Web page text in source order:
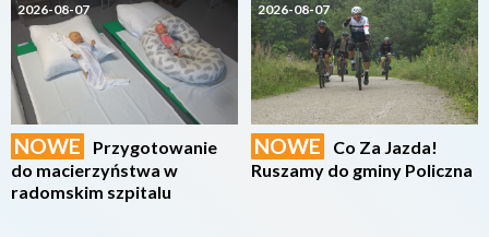
2026-08-07
NOWE
Przygotowanie
do macierzyństwa w
radomskim szpitalu
2026-08-07
NOWE
Co Za Jazda!
Ruszamy do gminy Policzna